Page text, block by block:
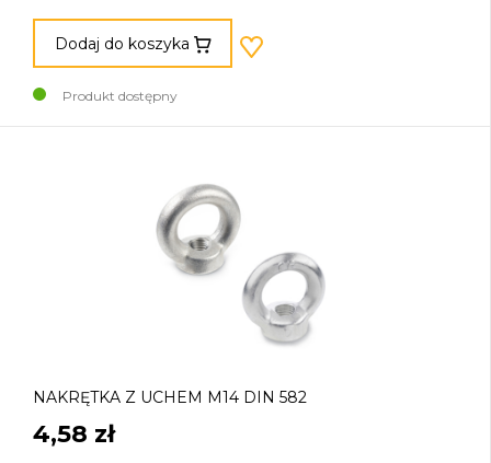
Dodaj do koszyka
Produkt dostępny
NAKRĘTKA Z UCHEM M14 DIN 582
4,58 zł